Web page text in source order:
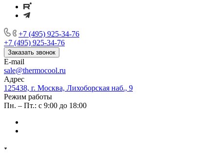
+7 (495) 925-34-76
+7 (495) 925-34-76
Заказать звонок
E-mail
sale@thermocool.ru
Адрес
125438, г. Москва, Лихоборская наб., 9
Режим работы
Пн. – Пт.: с 9:00 до 18:00